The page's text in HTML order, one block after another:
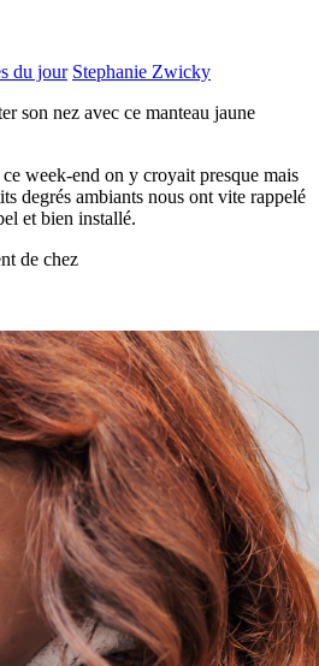
du jour Stephanie Zwicky
son nez avec ce manteau jaune
ce week-end on y croyait presque mais
degrés ambiants nous ont vite rappelé
et bien installé.
de chez